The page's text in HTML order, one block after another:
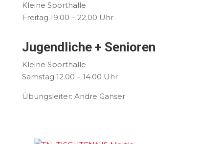
Kleine Sporthalle
Freitag 19.00 – 22.00 Uhr
Jugendliche + Senioren
Kleine Sporthalle
Samstag 12.00 – 14.00 Uhr
Übungsleiter: Andre Ganser